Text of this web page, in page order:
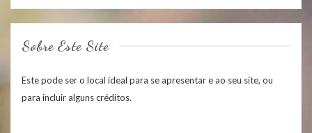
Sobre Este Site
Este pode ser o local ideal para se apresentar e ao seu site, ou
para incluir alguns créditos.